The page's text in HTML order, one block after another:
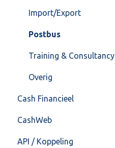
Import/Export
Postbus
Training & Consultancy
Overig
Cash Financieel
Boekhoud
Fiscaal
CashWeb
CashHero Layout
API / Koppeling